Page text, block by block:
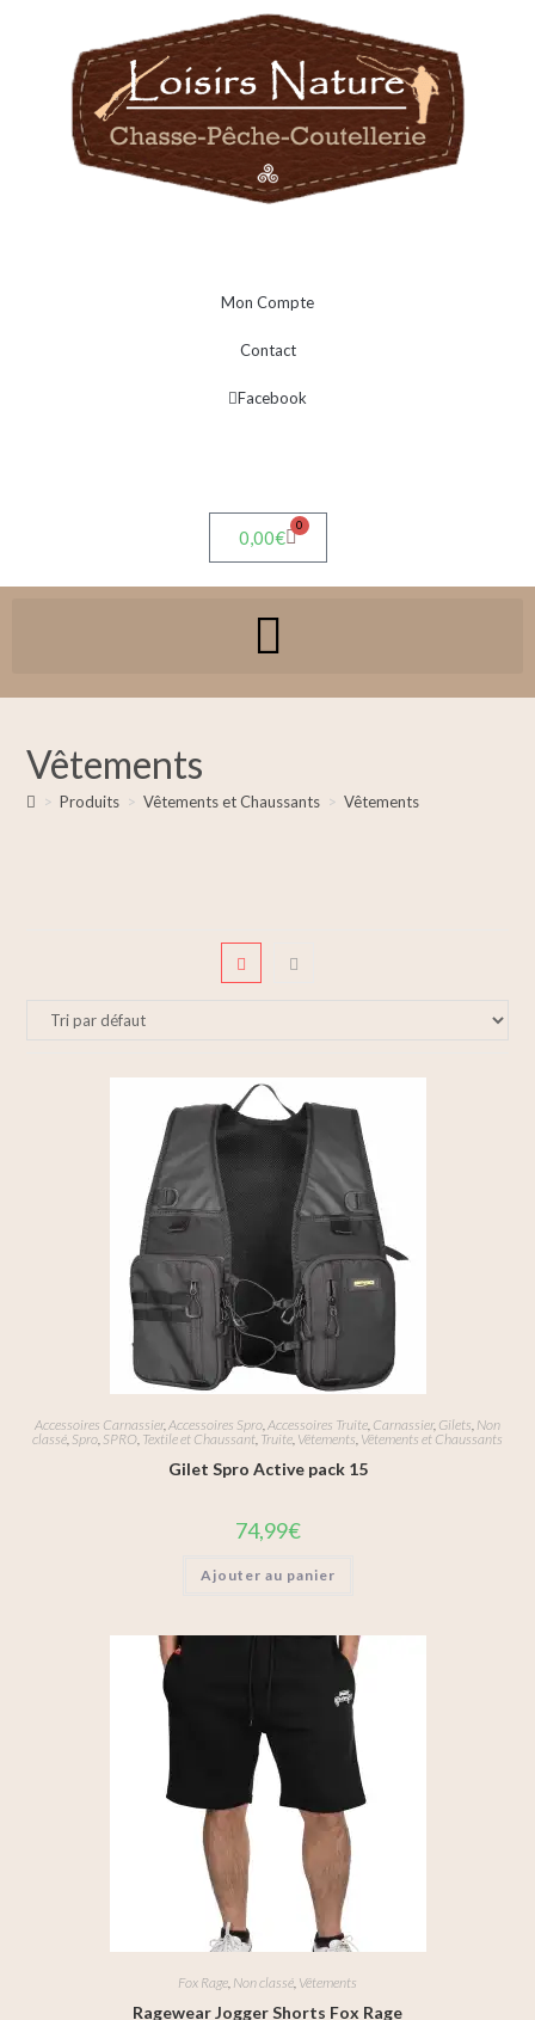
Mon Compte
Contact
Facebook
0,00€
0
Vêtements
> Produits > Vêtements et Chaussants > Vêtements
Accessoires Carnassier,Accessoires Spro,Accessoires Truite, Carnassier, Gilets, Non
classé, Spro, SPRO, Textile et Chaussant, Truite, Vêtements, Vêtements et Chaussants
Gilet Spro Active pack 15
74,99€
Ajouter au panier
Fox Rage Non classé Vêtements
Ragewear Jogger Shorts Fox Rage